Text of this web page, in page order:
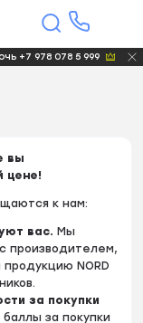
+7 978 078 5 999
вы
цене!
к нам:
вас. Мы
производителем,
NORD
за покупки
за покупки